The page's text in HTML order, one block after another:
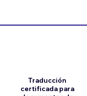
Traducción
certificada para